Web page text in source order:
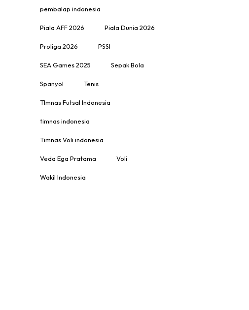
pembalap indonesia
Piala AFF 2026 Piala Dunia 2026
Proliga 2026 PSSI
SEA Games 2025 Sepak Bola
Spanyol Tenis
TImnas Futsal Indonesia
timnas indonesia
Timnas Voli indonesia
Veda Ega Pratama Voli
Wakil Indonesia